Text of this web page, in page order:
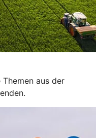
aus der